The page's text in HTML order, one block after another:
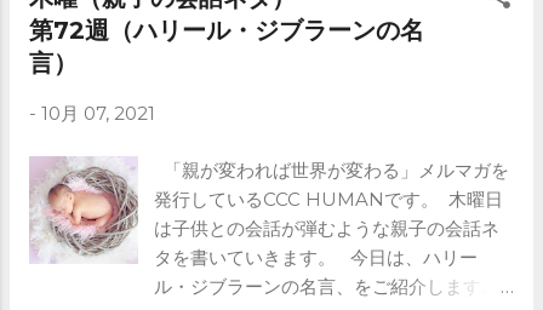
考えずに、 自分と同じと思い込んで、 しゃ
い込んで そのまま説明しようとしていま
す。 そこで、相手の知識のレベルに合わ
せた、 会話にチャレンジしてみましょう。
例えば、 ⇒これより先はメルマガで ※ブ
ログではメルマガの前半部分のみ記載して
第72週（ハリール・ジブラーンの名
言）
- 10月 07, 2021
「親が変われば世界が変わる」メルマガを
発行しているCCC HUMANです。 木曜日
は子供との会話が弾むような親子の会話ネ
タを書いていきます。 今日は、ハリー
ル・ジブラーンの名言、をご紹介します。